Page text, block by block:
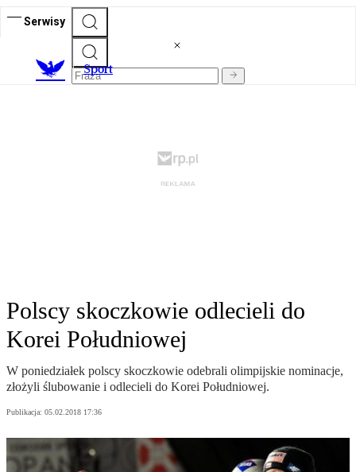
Serwisy
Sport
Polscy skoczkowie odlecieli do
Korei Południowej
W poniedziałek polscy skoczkowie odebrali olimpijskie nominacje,
złożyli ślubowanie i odlecieli do Korei Południowej.
Publikacja: 05.02.2018 17:36